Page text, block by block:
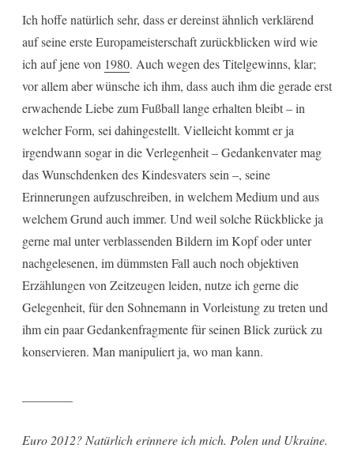
Ich hoffe natürlich sehr, dass er dereinst ähnlich verklärend
auf seine erste Europameisterschaft zurückblicken wird wie
ich auf jene von 1980. Auch wegen des Titelgewinns, klar;
vor allem aber wünsche ich ihm, dass auch ihm die gerade erst
erwachende Liebe zum Fußball lange erhalten bleibt – in
welcher Form, sei dahingestellt. Vielleicht kommt er ja
irgendwann sogar in die Verlegenheit – Gedankenvater mag
das Wunschdenken des Kindesvaters sein –, seine
Erinnerungen aufzuschreiben, in welchem Medium und aus
welchem Grund auch immer. Und weil solche Rückblicke ja
gerne mal unter verblassenden Bildern im Kopf oder unter
nachgelesenen, im dümmsten Fall auch noch objektiven
Erzählungen von Zeitzeugen leiden, nutze ich gerne die
Gelegenheit, für den Sohnemann in Vorleistung zu treten und
ihm ein paar Gedankenfragmente für seinen Blick zurück zu
konservieren. Man manipuliert ja, wo man kann.
Euro 2012? Natürlich erinnere ich mich. Polen und Ukraine.